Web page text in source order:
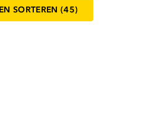
EN SORTEREN (45)